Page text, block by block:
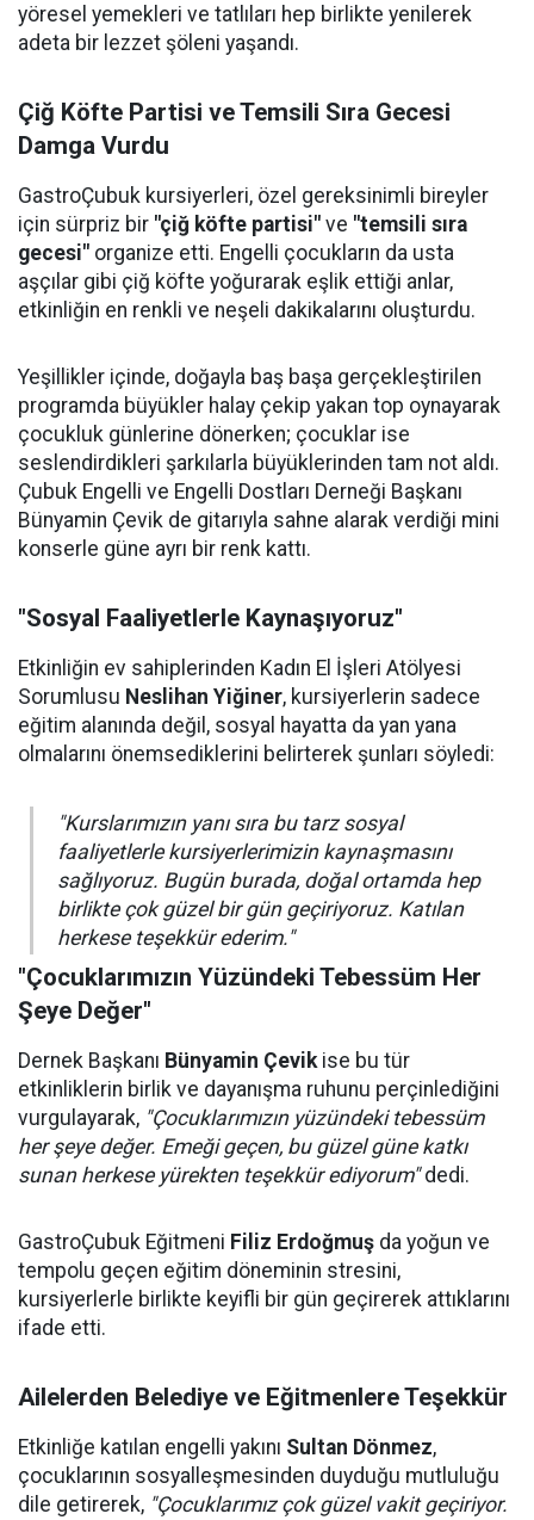
yöresel yemekleri ve tatlıları hep birlikte yenilerek
adeta bir lezzet şöleni yaşandı.
Çiğ Köfte Partisi ve Temsili Sıra Gecesi
Damga Vurdu
GastroÇubuk kursiyerleri, özel gereksinimli bireyler
için sürpriz bir "çiğ köfte partisi" ve "temsili sıra
gecesi" organize etti. Engelli çocukların da usta
aşçılar gibi çiğ köfte yoğurarak eşlik ettiği anlar,
etkinliğin en renkli ve neşeli dakikalarını oluşturdu.
Yeşillikler içinde, doğayla baş başa gerçekleştirilen
programda büyükler halay çekip yakan top oynayarak
çocukluk günlerine dönerken; çocuklar ise
seslendirdikleri şarkılarla büyüklerinden tam not aldı.
Çubuk Engelli ve Engelli Dostları Derneği Başkanı
Bünyamin Çevik de gitarıyla sahne alarak verdiği mini
konserle güne ayrı bir renk kattı.
"Sosyal Faaliyetlerle Kaynaşıyoruz"
Etkinliğin ev sahiplerinden Kadın El İşleri Atölyesi
Sorumlusu Neslihan Yiğiner, kursiyerlerin sadece
eğitim alanında değil, sosyal hayatta da yan yana
olmalarını önemsediklerini belirterek şunları söyledi:
"Kurslarımızın yanı sıra bu tarz sosyal
faaliyetlerle kursiyerlerimizin kaynaşmasını
sağlıyoruz. Bugün burada, doğal ortamda hep
birlikte çok güzel bir gün geçiriyoruz. Katılan
herkese teşekkür ederim."
"Çocuklarımızın Yüzündeki Tebessüm Her
Şeye Değer"
Dernek Başkanı Bünyamin Çevikise bu tür
etkinliklerin birlik ve dayanışma ruhunu perçinlediğini
vurgulayarak, "Çocuklarımızın yüzündeki tebessüm
her şeye değer. Emeği geçen, bu güzel güne katkı
sunan herkese yürekten teşekkür ediyorum"dedi.
GastroÇubuk Eğitmeni Filiz Erdoğmuş da yoğun ve
tempolu geçen eğitim döneminin stresini,
kursiyerlerle birlikte keyifli bir gün geçirerek attıklarını
ifade etti.
Ailelerden Belediye ve Eğitmenlere Teşekkür
Etkinliğe katılan engelli yakını Sultan Dönmez,
çocuklarının sosyalleşmesinden duyduğu mutluluğu
dile getirerek, "Çocuklarımız çok güzel vakit geçiriyor.